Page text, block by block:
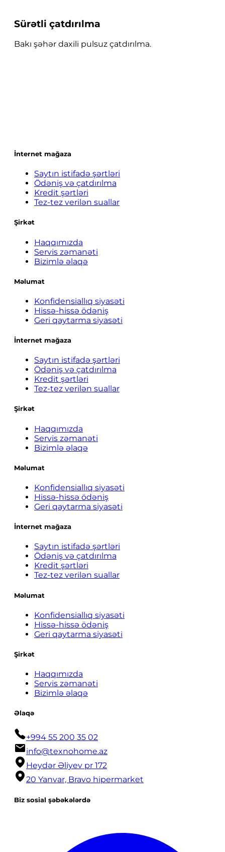
Sürətli çatdırılma
Bakı şəhər daxili pulsuz çatdırılma.
İnternet mağaza
Saytın istifadə şərtləri
Ödəniş və çatdırılma
Kredit şərtləri
Tez-tez verilən suallar
Şirkət
Haqqımızda
Servis zəmanəti
Bizimlə əlaqə
Məlumat
Konfidensiallıq siyasəti
Hissə-hissə ödəniş
Geri qaytarma siyasəti
İnternet mağaza
Saytın istifadə şərtləri
Ödəniş və çatdırılma
Kredit şərtləri
Tez-tez verilən suallar
Şirkət
Haqqımızda
Servis zəmanəti
Bizimlə əlaqə
Məlumat
Konfidensiallıq siyasəti
Hissə-hissə ödəniş
Geri qaytarma siyasəti
İnternet mağaza
Saytın istifadə şərtləri
Ödəniş və çatdırılma
Kredit şərtləri
Tez-tez verilən suallar
Məlumat
Konfidensiallıq siyasəti
Hissə-hissə ödəniş
Geri qaytarma siyasəti
Şirkət
Haqqımızda
Servis zəmanəti
Bizimlə əlaqə
Əlaqə
+994 55 200 35 02
info@texnohome.az
Heydər Əliyev pr 172
20 Yanvar, Bravo hipermarket
Biz sosial şəbəkələrdə